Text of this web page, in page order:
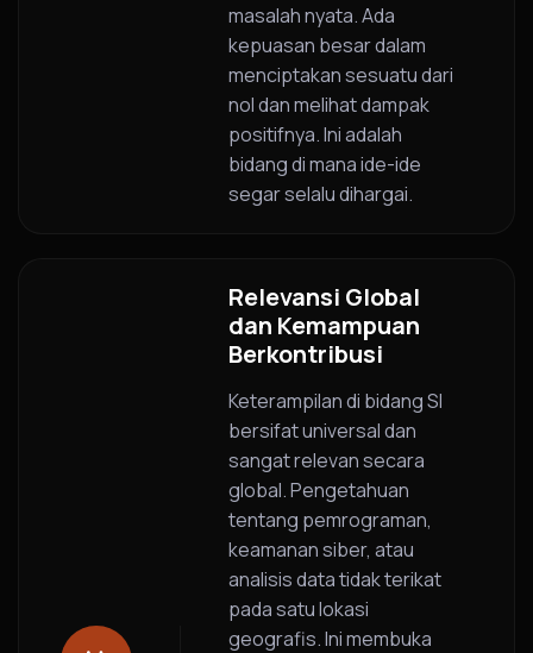
masalah nyata. Ada
kepuasan besar dalam
menciptakan sesuatu dari
nol dan melihat dampak
positifnya. Ini adalah
bidang di mana ide-ide
segar selalu dihargai.
Relevansi Global
dan Kemampuan
Berkontribusi
Keterampilan di bidang SI
bersifat universal dan
sangat relevan secara
global. Pengetahuan
tentang pemrograman,
keamanan siber, atau
analisis data tidak terikat
pada satu lokasi
geografis. Ini membuka